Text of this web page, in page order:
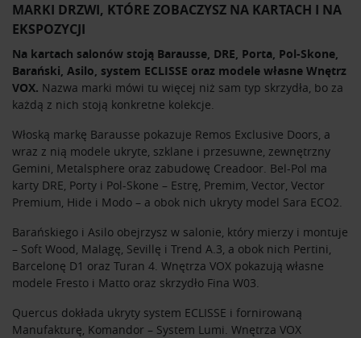
MARKI DRZWI, KTÓRE ZOBACZYSZ NA KARTACH I NA
EKSPOZYCJI
Na kartach salonów stoją Barausse, DRE, Porta, Pol-Skone,
Barański, Asilo, system ECLISSE oraz modele własne Wnętrz
VOX. Nazwa marki mówi tu więcej niż sam typ skrzydła, bo za
każdą z nich stoją konkretne kolekcje.
Włoską markę Barausse pokazuje Remos Exclusive Doors, a
wraz z nią modele ukryte, szklane i przesuwne, zewnętrzny
Gemini, Metalsphere oraz zabudowę Creadoor. Bel-Pol ma
karty DRE, Porty i Pol-Skone – Estrę, Premim, Vector, Vector
Premium, Hide i Modo – a obok nich ukryty model Sara ECO2.
Barańskiego i Asilo obejrzysz w salonie, który mierzy i montuje
– Soft Wood, Malagę, Sevillę i Trend A.3, a obok nich Pertini,
Barcelonę D1 oraz Turan 4. Wnętrza VOX pokazują własne
modele Fresto i Matto oraz skrzydło Fina W03.
Quercus dokłada ukryty system ECLISSE i fornirowaną
Manufakturę, Komandor – System Lumi. Wnętrza VOX